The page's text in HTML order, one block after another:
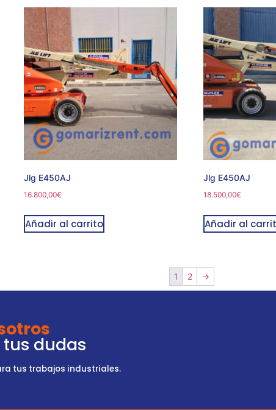
Jlg E450AJ
16.800,00€
Añadir al carrito
Jlg E450AJ
18.500,00€
Añadir al
1 2 →
dudas
tus trabajos industriales.